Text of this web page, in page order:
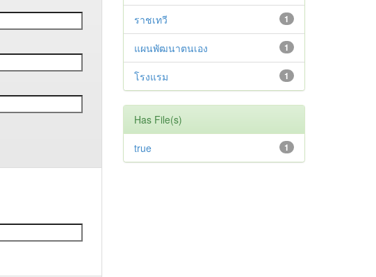
1
ราชเทวี
1
แผนพัฒนาตนเอง
1
โรงแรม
Has File(s)
1
true